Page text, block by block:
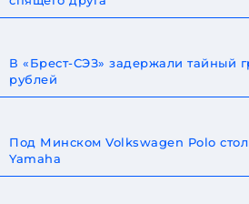
В «Брест-СЭЗ» задержали тайный
рублей
Под Минском Volkswagen Polo
Yamaha